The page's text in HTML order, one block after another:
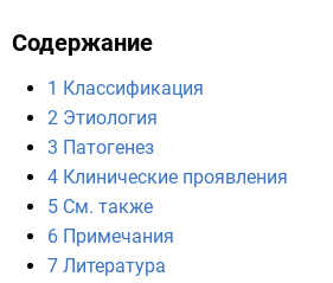
Содержание
1 Классификация
2 Этиология
3 Патогенез
4 Клинические проявления
5 См. также
6 Примечания
7 Литература